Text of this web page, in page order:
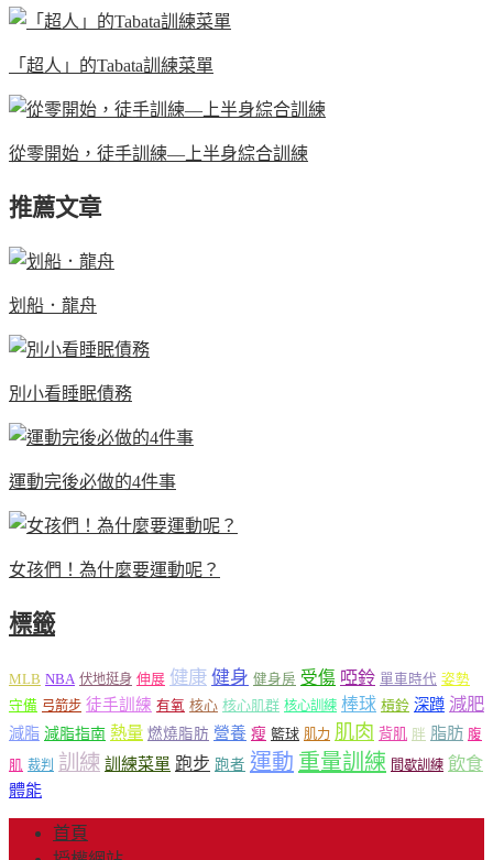
「超人」的Tabata訓練菜單
從零開始，徒手訓練—上半身綜合訓練
推薦文章
划船．龍舟
別小看睡眠債務
運動完後必做的4件事
女孩們！為什麼要運動呢？
標籤
MLB NBA 伏地挺身 伸展 健康 健身 健身房 受傷 啞鈴 單車時代 姿勢
守備 弓箭步 徒手訓練 有氧 核心 核心肌群 核心訓練 棒球 槓鈴 深蹲 減肥
減脂 減脂指南 熱量 燃燒脂肪 營養 瘦 籃球 肌力 肌肉 背肌 胖 脂肪 腹
肌 裁判 訓練 訓練菜單 跑步 跑者 運動 重量訓練 間歇訓練 飲食
體能
首頁